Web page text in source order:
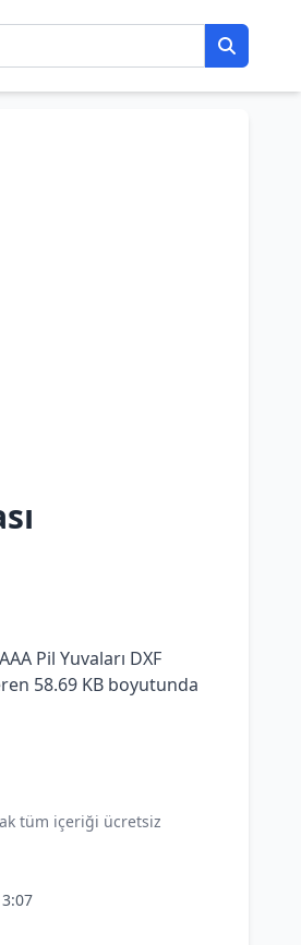
Pil Yuvaları DXF
58.69 KB boyutunda
tüm içeriği ücretsiz